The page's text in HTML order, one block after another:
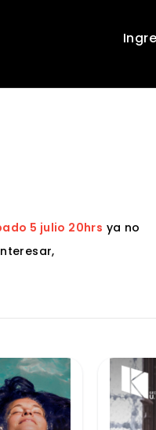
5 julio 20hrs ya no